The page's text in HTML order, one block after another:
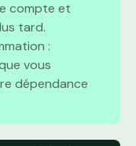
compte et
tard.
:
vous
dépendance